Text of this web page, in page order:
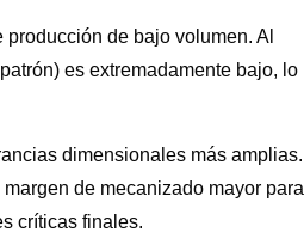
de bajo volumen. Al
es extremadamente bajo, lo
dimensionales más amplias.
de mecanizado mayor para
críticas finales.